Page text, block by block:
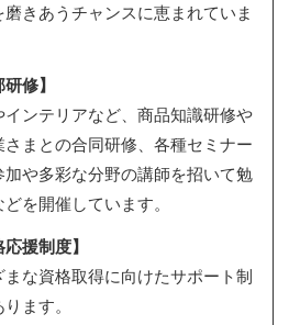
磨きあうチャンスに恵まれていま
研修】
インテリアなど、商品知識研修や
さまとの合同研修、各種セミナー
加や多彩な分野の講師を招いて勉
を開催しています。
応援制度】
まな資格取得に向けたサポート制
ます。